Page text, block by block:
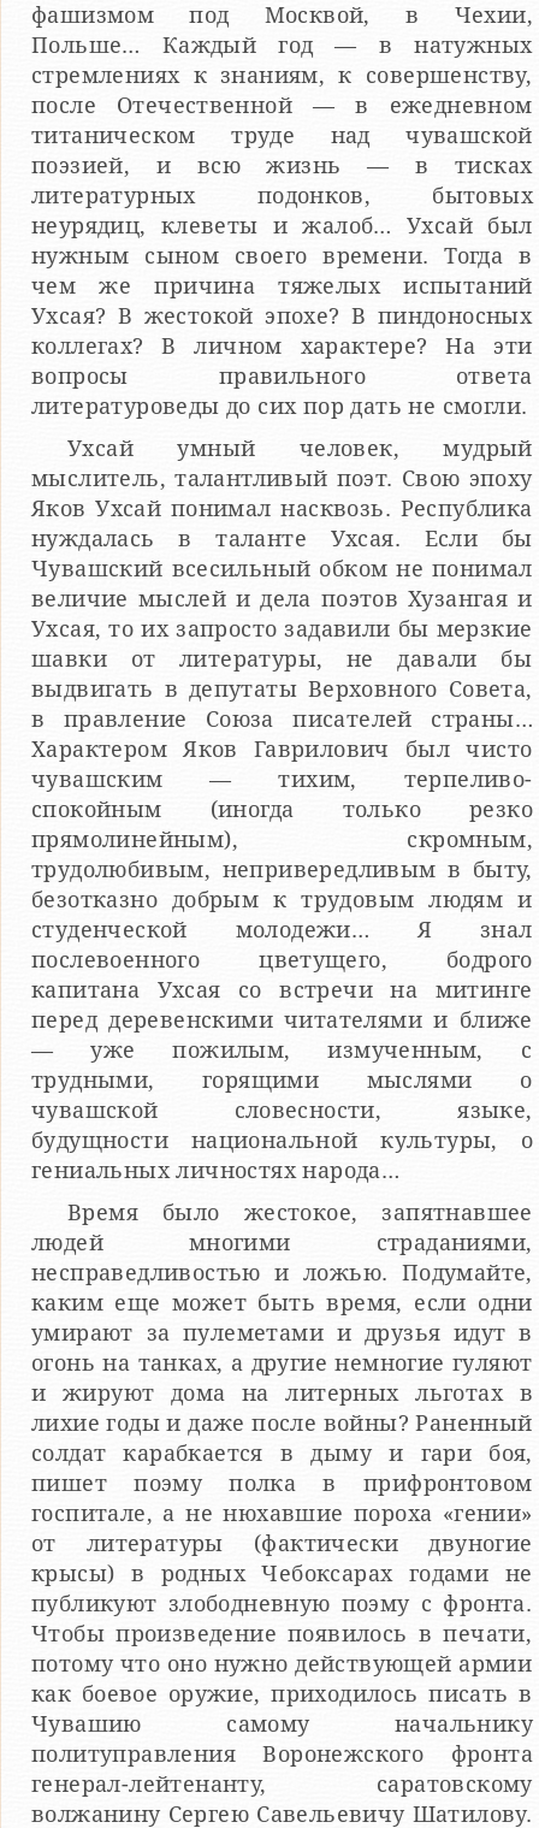
фашизмом под Москвой, в Чехии,
Польше… Каждый год — в натужных
стремлениях к знаниям, к совершенству,
после Отечественной — в ежедневном
титаническом труде над чувашской
поэзией, и всю жизнь — в тисках
литературных подонков, бытовых
неурядиц, клеветы и жалоб… Ухсай был
нужным сыном своего времени. Тогда в
чем же причина тяжелых испытаний
Ухсая? В жестокой эпохе? В пиндоносных
коллегах? В личном характере? На эти
вопросы правильного ответа
литературоведы до сих пор дать не смогли.
Ухсай умный человек, мудрый
мыслитель, талантливый поэт. Свою эпоху
Яков Ухсай понимал насквозь. Республика
нуждалась в таланте Ухсая. Если бы
Чувашский всесильный обком не понимал
величие мыслей и дела поэтов Хузангая и
Ухсая, то их запросто задавили бы мерзкие
шавки от литературы, не давали бы
выдвигать в депутаты Верховного Совета,
в правление Союза писателей страны…
Характером Яков Гаврилович был чисто
чувашским — тихим, терпеливо-
спокойным (иногда только резко
прямолинейным), скромным,
трудолюбивым, непривередливым в быту,
безотказно добрым к трудовым людям и
студенческой молодежи… Я знал
послевоенного цветущего, бодрого
капитана Ухсая со встречи на митинге
перед деревенскими читателями и ближе
— уже пожилым, измученным, с
трудными, горящими мыслями о
чувашской словесности, языке,
будущности национальной культуры, о
гениальных личностях народа…
Время было жестокое, запятнавшее
людей многими страданиями,
несправедливостью и ложью. Подумайте,
каким еще может быть время, если одни
умирают за пулеметами и друзья идут в
огонь на танках, а другие немногие гуляют
и жируют дома на литерных льготах в
лихие годы и даже после войны? Раненный
солдат карабкается в дыму и гари боя,
пишет поэму полка в прифронтовом
госпитале, а не нюхавшие пороха «гении»
от литературы (фактически двуногие
крысы) в родных Чебоксарах годами не
публикуют злободневную поэму с фронта.
Чтобы произведение появилось в печати,
потому что оно нужно действующей армии
как боевое оружие, приходилось писать в
Чувашию самому начальнику
политуправления Воронежского фронта
генерал-лейтенанту, саратовскому
волжанину Сергею Савельевичу Шатилову.